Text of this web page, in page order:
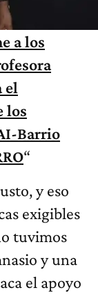
a los
el
los
Barrio
“
y eso
exigibles
tuvimos
y una
el apoyo